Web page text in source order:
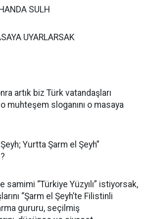
SULH
UYARLARSAK
artık biz Türk vatandaşları
muhteşem sloganını o masaya
Yurtta Şarm el Şeyh”
samimi “Türkiye Yüzyılı” istiyorsak,
“Şarm el Şeyh’te Filistinli
gururu, seçilmiş